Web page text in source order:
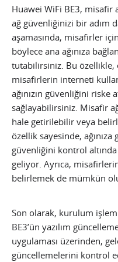
Huawei WiFi BE3, misafir
ağ güvenliğinizi bir adım
aşamasında, misafirler
böylece ana ağınıza
tutabilirsiniz. Bu özellikle,
misafirlerin interneti
ağınızın güvenliğini riske
sağlayabilirsiniz. Misafir
hale getirilebilir veya
özellik sayesinde, ağınıza
güvenliğini kontrol
geliyor. Ayrıca,
belirlemek de mümkün
Son olarak, kurulum
BE3’ün yazılım
uygulaması üzerinden,
güncellemelerini kontrol